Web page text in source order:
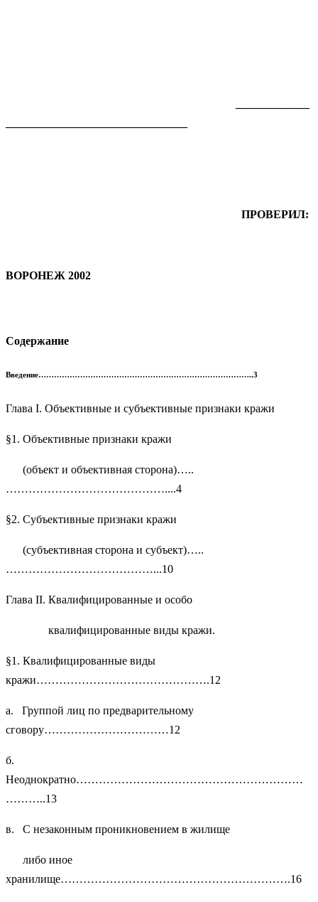
ПРОВЕРИЛ:
ВОРОНЕЖ 2002
Содержание
Введение………………………………………………………………………..3
Глава I. Объективные и субъективные признаки кражи
§1. Объективные признаки кражи
(объект и объективная сторона)…..
……………………………………....4
§2. Субъективные признаки кражи
(субъективная сторона и субъект)…..
…………………………………...10
Глава II. Квалифицированные и особо
квалифицированные виды кражи.
§1. Квалифицированные виды
кражи……………………………………….12
а. Группой лиц по предварительному
сговору……………………………12
б.
Неоднократно……………………………………………………
………..13
в. С незаконным проникновением в жилище
либо иное
хранилище…………………………………………………….16